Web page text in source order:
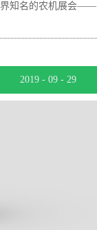
界知名的农机展会——
上海）有限公司携4大
市政设备和车辆、工
行业及客户的广泛关
欢迎大家的到来！ 我
JUROP真空泵和附
置方式一直备受市场
2019 - 09 - 29